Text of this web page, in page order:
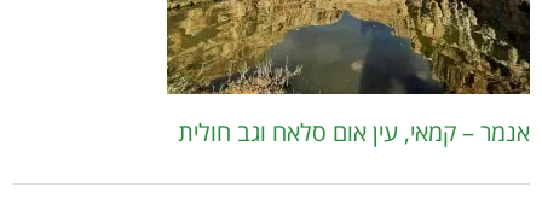
אנמר – קמאי, עין אום סלאח וגב חולית